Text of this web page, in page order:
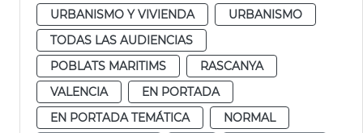
URBANISMO Y VIVIENDA
URBANISMO
TODAS LAS AUDIENCIAS
POBLATS MARITIMS
RASCANYA
VALENCIA
EN PORTADA
EN PORTADA TEMÁTICA
NORMAL